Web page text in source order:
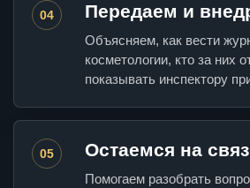
04 Передаем и
Объясняем, как вести
косметологии, кто за них
показывать инспектору
05 Остаемся на
Помогаем разобрать